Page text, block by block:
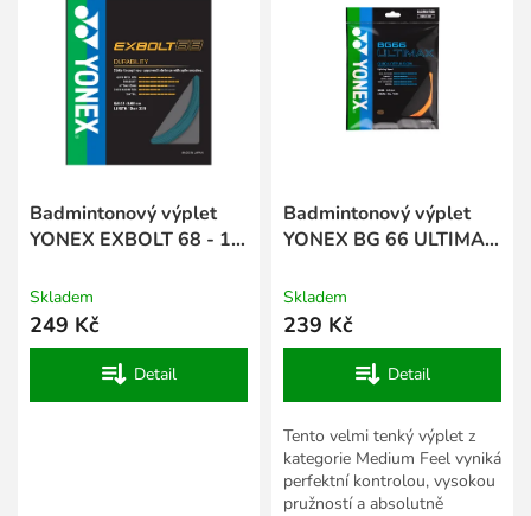
Badmintonový výplet
YONEX EXBOLT 68 - 10
Skladem
249 Kč
Detail
Badmintonový výplet
YONEX BG 66 ULTIMAX
Skladem
239 Kč
Detail
Tento velmi tenký výplet z
kategorie Medium Feel vyniká
perfektní kontrolou, vysokou
pružností a absolutně